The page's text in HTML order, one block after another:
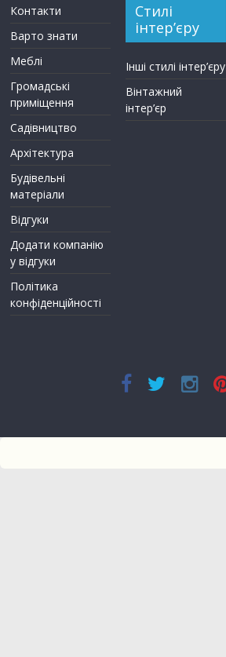
Контакти
Варто знати
Меблі
Громадські
приміщення
Садівництво
Архітектура
Будівельні
матеріали
Відгуки
Додати компанію
у відгуки
Політика
конфіденційності
Стилі
інтер’єру
Інші стилі інтер’єру
Вінтажний
інтер’єр